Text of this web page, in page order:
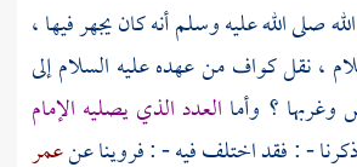
صلى الله عليه وسلم أنه كان يجهر فيها ،
، نقل كواف من عهده عليه السلام إلى
؟ وأما العدد الذي يصليه الإمام
- : فقد اختلف فيه - : فروينا عنعمر